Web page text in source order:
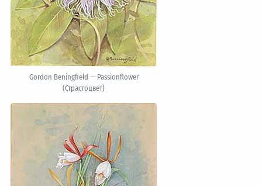
Gordon Beningfield — Passionflower
(Страстоцвет)